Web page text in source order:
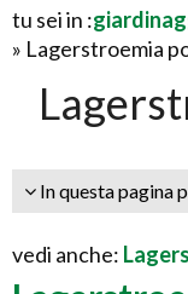
tu sei in :
» Lagerstroemia
In questa pagina
vedi anche: